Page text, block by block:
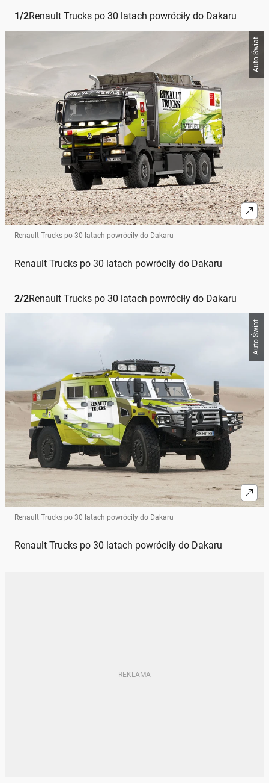
1/2Renault Trucks po 30 latach powróciły do Dakaru
Auto Świat
Renault Trucks po 30 latach powróciły do Dakaru
Renault Trucks po 30 latach powróciły do Dakaru
2/2Renault Trucks po 30 latach powróciły do Dakaru
Auto Świat
Renault Trucks po 30 latach powróciły do Dakaru
Renault Trucks po 30 latach powróciły do Dakaru